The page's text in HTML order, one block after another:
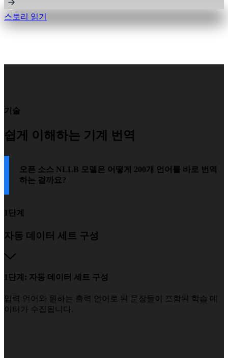
스토리 읽기
기술
쉽게 이해하는 기계 번역
오픈 소스 NLLB 모델은 어떻게 200개 언어를 바로 번역
하는 걸까요?
1단계
자동 데이터 세트 구성
1단계: 자동 데이터 세트 구성
입력 언어와 원하는 출력 언어로 된 문장들이 포함된 학습 데
이터가 수집됩니다.